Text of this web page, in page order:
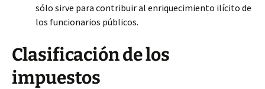
sólo sirve para contribuir al enriquecimiento ilícito de
los funcionarios públicos.
Clasificación de los
impuestos